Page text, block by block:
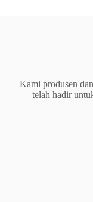
Kami produsen
telah hadir